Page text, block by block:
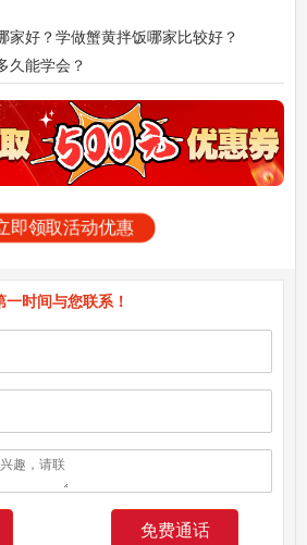
家好？学做蟹黄拌饭哪家比较好？
久能学会？
即领取活动优惠
时间与您联系！
免费通话